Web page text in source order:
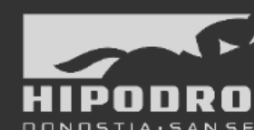
02/08 17:30
12/08 12:08